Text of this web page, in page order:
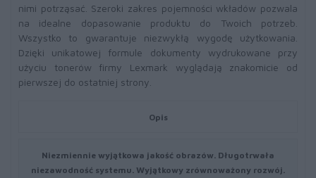
nimi potrząsać. Szeroki zakres pojemności wkładów pozwala
na idealne dopasowanie produktu do Twoich potrzeb.
Wszystko to gwarantuje niezwykłą wygodę użytkowania.
Dzięki unikatowej formule dokumenty wydrukowane przy
użyciu tonerów firmy Lexmark wyglądają znakomicie od
pierwszej do ostatniej strony.
Opis
Niezmiennie wyjątkowa jakość obrazów. Długotrwała
niezawodność systemu. Wyjątkowy zrównoważony rozwój.